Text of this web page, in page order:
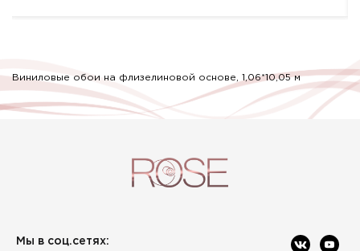
Виниловые обои на флизелиновой основе, 1,06*10,05 м
Мы в соц.сетях: